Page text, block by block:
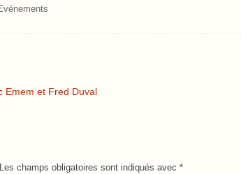
Emem et Fred Duval
Les champs obligatoires sont indiqués avec *